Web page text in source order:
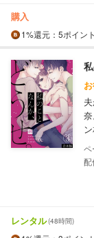
購入
1%還元 ：5ポイン
配
レンタル(48時間)